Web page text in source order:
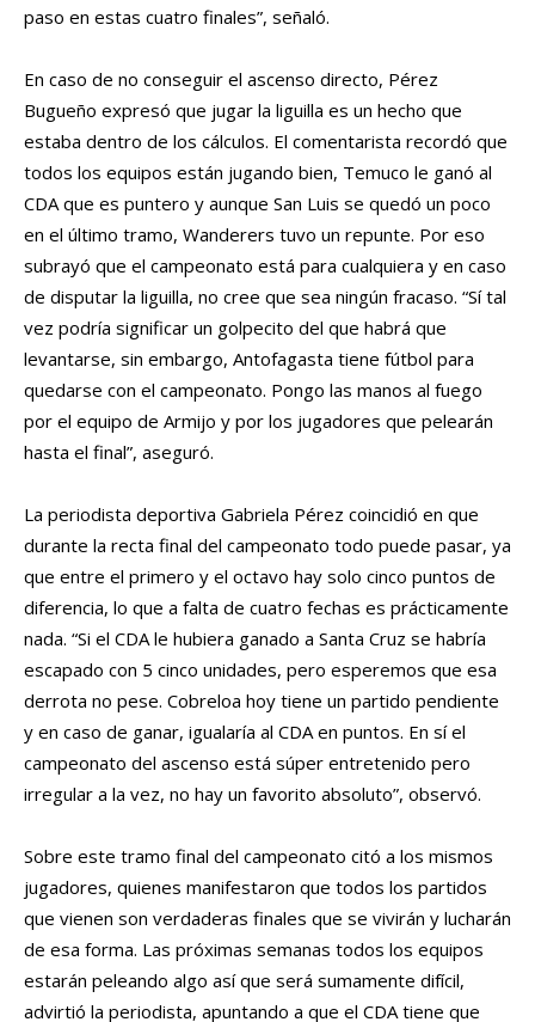
paso en estas cuatro finales”, señaló.
En caso de no conseguir el ascenso directo, Pérez
Bugueño expresó que jugar la liguilla es un hecho que
estaba dentro de los cálculos. El comentarista recordó que
todos los equipos están jugando bien, Temuco le ganó al
CDA que es puntero y aunque San Luis se quedó un poco
en el último tramo, Wanderers tuvo un repunte. Por eso
subrayó que el campeonato está para cualquiera y en caso
de disputar la liguilla, no cree que sea ningún fracaso. “Sí tal
vez podría significar un golpecito del que habrá que
levantarse, sin embargo, Antofagasta tiene fútbol para
quedarse con el campeonato. Pongo las manos al fuego
por el equipo de Armijo y por los jugadores que pelearán
hasta el final”, aseguró.
La periodista deportiva Gabriela Pérez coincidió en que
durante la recta final del campeonato todo puede pasar, ya
que entre el primero y el octavo hay solo cinco puntos de
diferencia, lo que a falta de cuatro fechas es prácticamente
nada. “Si el CDA le hubiera ganado a Santa Cruz se habría
escapado con 5 cinco unidades, pero esperemos que esa
derrota no pese. Cobreloa hoy tiene un partido pendiente
y en caso de ganar, igualaría al CDA en puntos. En sí el
campeonato del ascenso está súper entretenido pero
irregular a la vez, no hay un favorito absoluto”, observó.
Sobre este tramo final del campeonato citó a los mismos
jugadores, quienes manifestaron que todos los partidos
que vienen son verdaderas finales que se vivirán y lucharán
de esa forma. Las próximas semanas todos los equipos
estarán peleando algo así que será sumamente difícil,
advirtió la periodista, apuntando a que el CDA tiene que